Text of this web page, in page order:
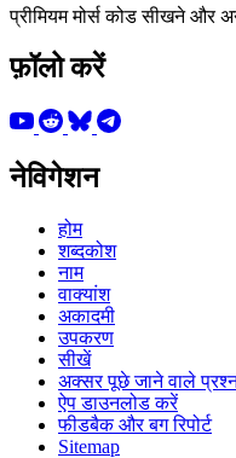
प्रीमियम मोर्स कोड सीखने और
फ़ॉलो करें
नेविगेशन
होम
शब्दकोश
नाम
वाक्यांश
अकादमी
उपकरण
सीखें
अक्सर पूछे जाने वाले
ऐप डाउनलोड करें
फीडबैक और बग रिपोर्ट
Sitemap